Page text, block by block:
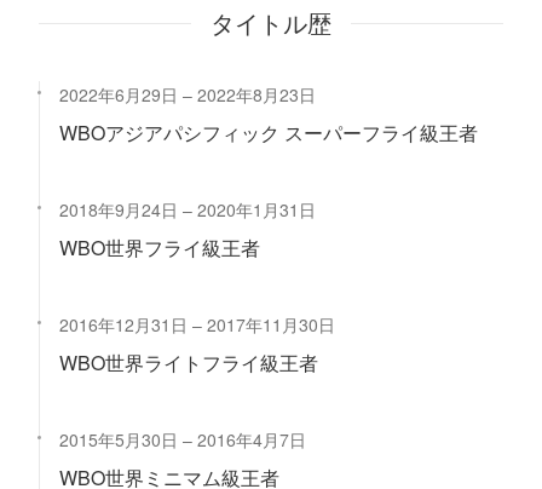
タイトル歴
2022年6月29日 2022年8月23日
WBOアジアパシフィック スーパーフライ級王者
2018年9月24日 2020年1月31日
WBO世界フライ級王者
2016年12月31日 2017年11月30日
WBO世界ライトフライ級王者
2015年5月30日 2016年4月7日
WBO世界ミニマム級王者